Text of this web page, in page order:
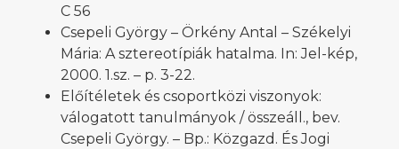
C 56
Csepeli György – Örkény Antal – Székelyi
Mária: A sztereotípiák hatalma. In: Jel-kép,
2000. 1.sz. – p. 3-22.
Előítéletek és csoportközi viszonyok:
válogatott tanulmányok / összeáll., bev.
Csepeli György. – Bp.: Közgazd. És Jogi